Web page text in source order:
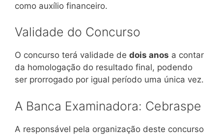
como auxílio financeiro.
Validade do Concurso
O concurso terá validade de dois anos a contar
da homologação do resultado final, podendo
ser prorrogado por igual período uma única vez.
A Banca Examinadora: Cebraspe
A responsável pela organização deste concurso